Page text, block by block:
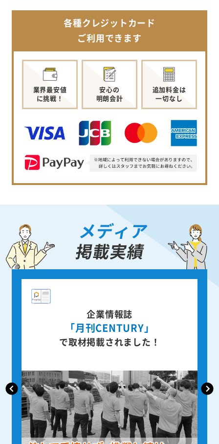
各種クレジットカード
ご利用できます
業界最安値
に挑戦！
安心の
明朗会計
追加料金は
一切なし
メディア
掲載実績
「新文化」
で取材掲載されました！